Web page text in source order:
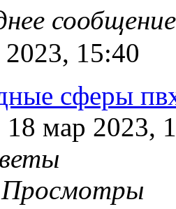
2023, 15:40
сферы
18 мар 2023,
Просмотры